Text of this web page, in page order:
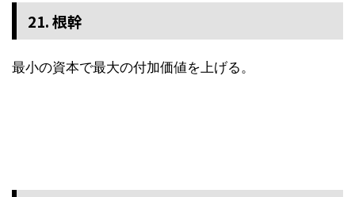
21. 根幹
最小の資本で最大の付加価値を上げる。